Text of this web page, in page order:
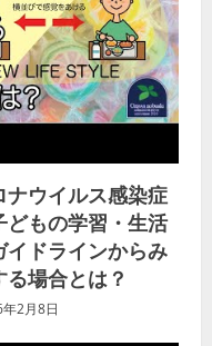
ナウイルス感染症
もの学習・生活
ドラインからみ
場合とは？
2月8日